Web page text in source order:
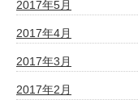
2017年5月
2017年4月
2017年3月
2017年2月